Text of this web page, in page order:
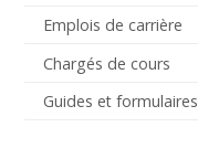
Emplois de carrière
Chargés de cours
Guides et formulaires